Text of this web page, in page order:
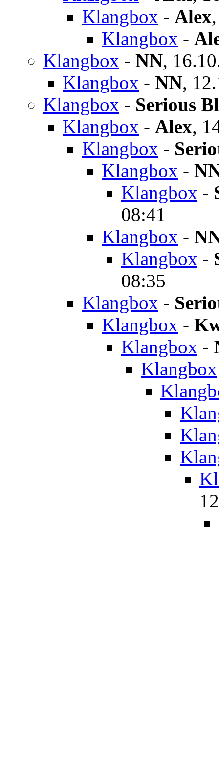
Klangbox - Alex
Klangbox -
Klangbox - NN,
Klangbox - NN,
Klangbox - Serious
Klangbox - Alex,
Klangbox -
Klangbox -
Klangbox -
08:41
Klangbox -
Klangbox -
08:35
Klangbox -
Klangbox -
Klangbox -
Klangbox